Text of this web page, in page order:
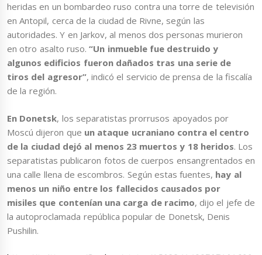
heridas en un bombardeo ruso contra una torre de televisión
en Antopil, cerca de la ciudad de Rivne, según las
autoridades. Y en Jarkov, al menos dos personas murieron
en otro asalto ruso.“Un inmueble fue destruido y
algunos edificios fueron dañados tras una serie de
tiros del agresor”, indicó el servicio de prensa de la fiscalía
de la región.
En Donetsk, los separatistas prorrusos apoyados por
Moscú dijeron que un ataque ucraniano contra el centro
de la ciudad dejó al menos 23 muertos y 18 heridos. Los
separatistas publicaron fotos de cuerpos ensangrentados en
una calle llena de escombros. Según estas fuentes, hay al
menos un niño entre los fallecidos causados por
misiles que contenían una carga de racimo, dijo el jefe de
la autoproclamada república popular de Donetsk, Denis
Pushilin.